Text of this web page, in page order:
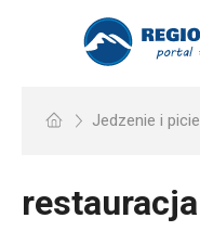
Jedzenie i picie
restauracja